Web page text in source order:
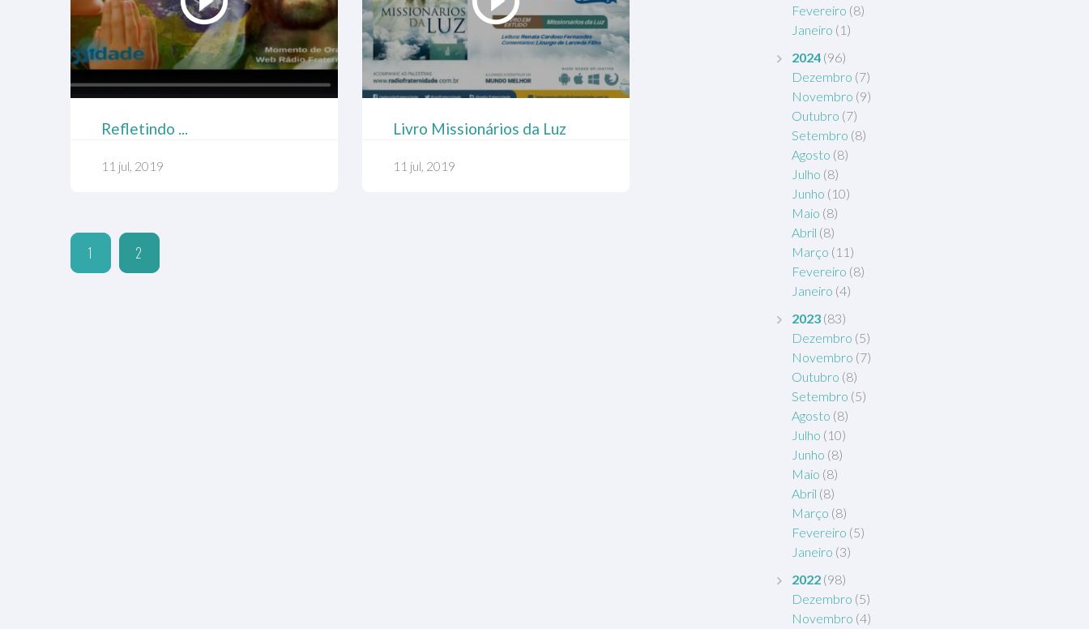
Refletindo ...
11 jul, 2019
Livro Missionários da Luz
11 jul, 2019
1 2
Fevereiro (8)
Janeiro (1)
2024 (96)
Dezembro (7)
Novembro (9)
Outubro (7)
Setembro (8)
Agosto (8)
Julho (8)
Junho (10)
Maio (8)
Abril (8)
Março (11)
Fevereiro (8)
Janeiro (4)
2023 (83)
Dezembro (5)
Novembro (7)
Outubro (8)
Setembro (5)
Agosto (8)
Julho (10)
Junho (8)
Maio (8)
Abril (8)
Março (8)
Fevereiro (5)
Janeiro (3)
2022 (98)
Dezembro (5)
Novembro (4)